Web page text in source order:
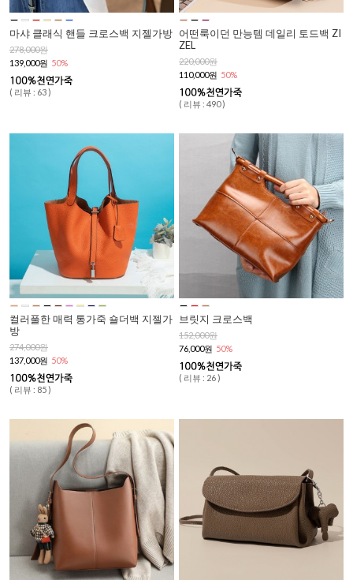
마샤 클래식 핸들 크로스백 지젤가방
278,000원
139,000원 50%
( 리뷰 : 63 )
어떤룩이던 만능템 데일리 토드백 ZI
ZEL
220,000원
110,000원 50%
( 리뷰 : 490 )
컬러풀한 매력 통가죽 숄더백 지젤가
방
274,000원
137,000원 50%
( 리뷰 : 85 )
브릿지 크로스백
152,000원
76,000원 50%
( 리뷰 : 26 )